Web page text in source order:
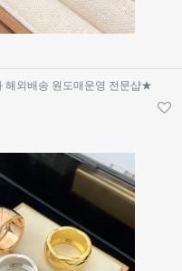
해외배송 원도매운영 전문샵★